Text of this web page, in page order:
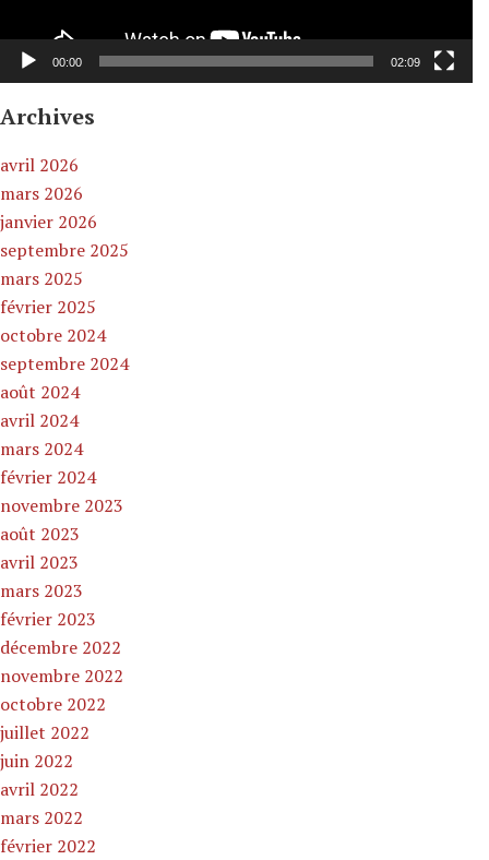
00:00 02:09
Archives
avril 2026
mars 2026
janvier 2026
septembre 2025
mars 2025
février 2025
octobre 2024
septembre 2024
août 2024
avril 2024
mars 2024
février 2024
novembre 2023
août 2023
avril 2023
mars 2023
février 2023
décembre 2022
novembre 2022
octobre 2022
juillet 2022
juin 2022
avril 2022
mars 2022
février 2022